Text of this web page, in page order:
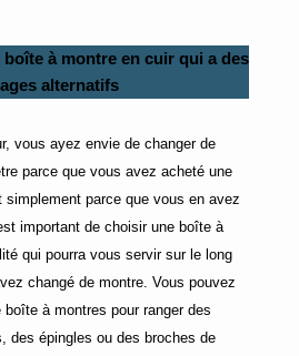
boîte à montre en cuir qui a des
alternatifs
vous ayez envie de changer de
parce que vous avez acheté une
simplement parce que vous en avez
important de choisir une boîte à
qui pourra vous servir sur le long
changé de montre. Vous pouvez
à montres pour ranger des
des épingles ou des broches de